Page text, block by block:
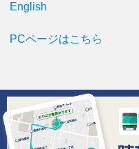
English
PCページはこちら